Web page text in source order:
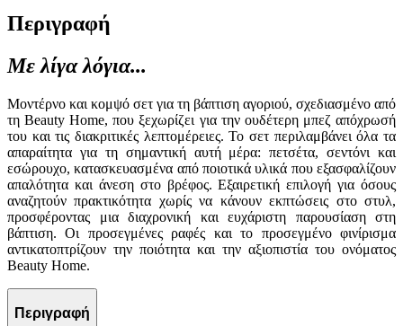
Περιγραφή
Με λίγα λόγια...
Μοντέρνο και κομψό σετ για τη βάπτιση αγοριού, σχεδιασμένο από
τη Beauty Home, που ξεχωρίζει για την ουδέτερη μπεζ απόχρωσή
του και τις διακριτικές λεπτομέρειες. Το σετ περιλαμβάνει όλα τα
απαραίτητα για τη σημαντική αυτή μέρα: πετσέτα, σεντόνι και
εσώρουχο, κατασκευασμένα από ποιοτικά υλικά που εξασφαλίζουν
απαλότητα και άνεση στο βρέφος. Εξαιρετική επιλογή για όσους
αναζητούν πρακτικότητα χωρίς να κάνουν εκπτώσεις στο στυλ,
προσφέροντας μια διαχρονική και ευχάριστη παρουσίαση στη
βάπτιση. Οι προσεγμένες ραφές και το προσεγμένο φινίρισμα
αντικατοπτρίζουν την ποιότητα και την αξιοπιστία του ονόματος
Beauty Home.
Περιγραφή